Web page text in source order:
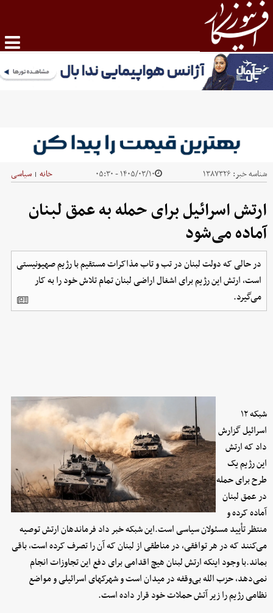
شناسه خبر: ۱۳۸۷۳۲۶ ۱۴۰۵/۰۳/۱۰ - ۰۵:۳۰ خانه | سیاسی
ارتش اسرائیل برای حمله به عمق لبنان
آماده می‌شود
در حالی که دولت لبنان در تب و تاب مذاکرات مستقیم با رژیم صهیونیستی
است، ارتش این رژیم برای اشغال اراضی لبنان تمام تلاش خود را به کار
می‌گیرد.
شبکه ۱۲
اسرائیل گزارش
داد که ارتش
این رژیم یک
طرح برای حمله
در عمق لبنان
آماده کرده و
منتظر تأیید مسئولان سیاسی است.این شبکه خبر داد فرماندهان ارتش توصیه
می‌کنند که در هر توافقی، در مناطقی از لبنان که آن را تصرف کرده است، باقی
بماند.با وجود اینکه ارتش لبنان هیچ اقدامی برای دفع این تجاوزات انجام
نمی‌دهد، حزب الله بی‌وقفه در میدان است و شهرکهای اسرائیلی و مواضع
نظامی رژیم را زیر آتش حملات خود قرار داده است.